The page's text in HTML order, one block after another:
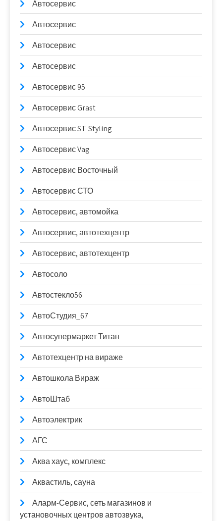
Автосервис
Автосервис
Автосервис
Автосервис
Автосервис 95
Автосервис Grast
Автосервис ST-Styling
Автосервис Vag
Автосервис Восточный
Автосервис СТО
Автосервис, автомойка
Автосервис, автотехцентр
Автосервис, автотехцентр
Автосоло
Автостекло56
АвтоСтудия_67
Автосупермаркет Титан
Автотехцентр на вираже
Автошкола Вираж
АвтоШтаб
Автоэлектрик
АГС
Аква хаус, комплекс
Аквастиль, сауна
Аларм-Сервис, сеть магазинов и
установочных центров автозвука,